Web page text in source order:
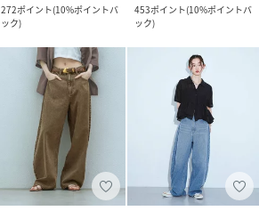
272ポイント(10%ポイントバ
ック)
453ポイント(10%ポイントバ
ック)